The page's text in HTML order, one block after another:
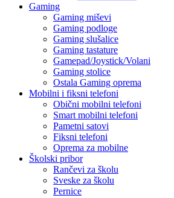
Gaming
Gaming miševi
Gaming podloge
Gaming slušalice
Gaming tastature
Gamepad/Joystick/Volani
Gaming stolice
Ostala Gaming oprema
Mobilni i fiksni telefoni
Obični mobilni telefoni
Smart mobilni telefoni
Pametni satovi
Fiksni telefoni
Oprema za mobilne
Školski pribor
Rančevi za školu
Sveske za školu
Pernice